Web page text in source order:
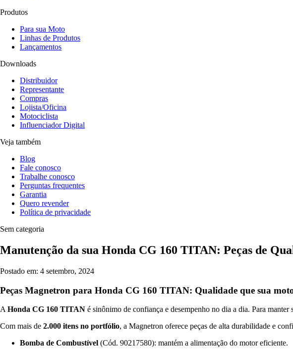
Produtos
Para sua Moto
Linhas de Produtos
Lançamentos
Downloads
Distribuidor
Representante
Compras
Lojista/Oficina
Motociclista
Influenciador Digital
Veja também
Blog
Fale conosco
Trabalhe conosco
Perguntas frequentes
Garantia
Quero revender
Política de privacidade
Sem categoria
Manutenção da sua Honda CG 160 TITAN: Peças de
Postado em: 4 setembro, 2024
Peças Magnetron para Honda CG 160 TITAN: Qualidade que sua
A Honda CG 160 TITAN é sinônimo de confiança e desempenho no dia a dia. Para
Com mais de 2.000 itens no portfólio, a Magnetron oferece peças de alta durabilidade e
Bomba de Combustível (Cód. 90217580): mantém a alimentação do motor eficiente.